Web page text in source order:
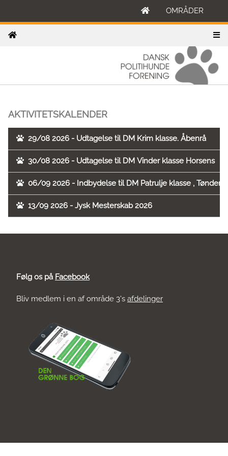
OMRÅDER
AKTIVITETSKALENDER
29/08 2026 - Udtagelse til DM Krim klasse. Åbenrå
30/08 2026 - Udtagelse til DM Vinder klasse Horsens
06/09 2026 - Indbydelse til DM Patrulje klasse , Tønder
13/09 2026 - Jysk Mesterskab 2026
Følg os på Facebook
Bliv medlem i en af område 3's afdelinger